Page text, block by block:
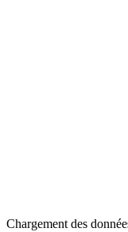
Chargement des